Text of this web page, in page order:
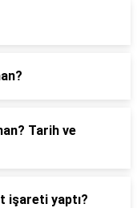
Tarih ve
işareti yaptı?